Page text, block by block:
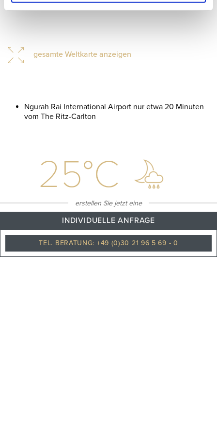
erstellen Sie jetzt eine
INDIVIDUELLE ANFRAGE
TEL. BERATUNG: +49 (0)30 21 96 5 69 - 0
gesamte Weltkarte anzeigen
Ngurah Rai International Airport nur etwa 20 Minuten
vom The Ritz-Carlton
25°C
Leicht regnerisch